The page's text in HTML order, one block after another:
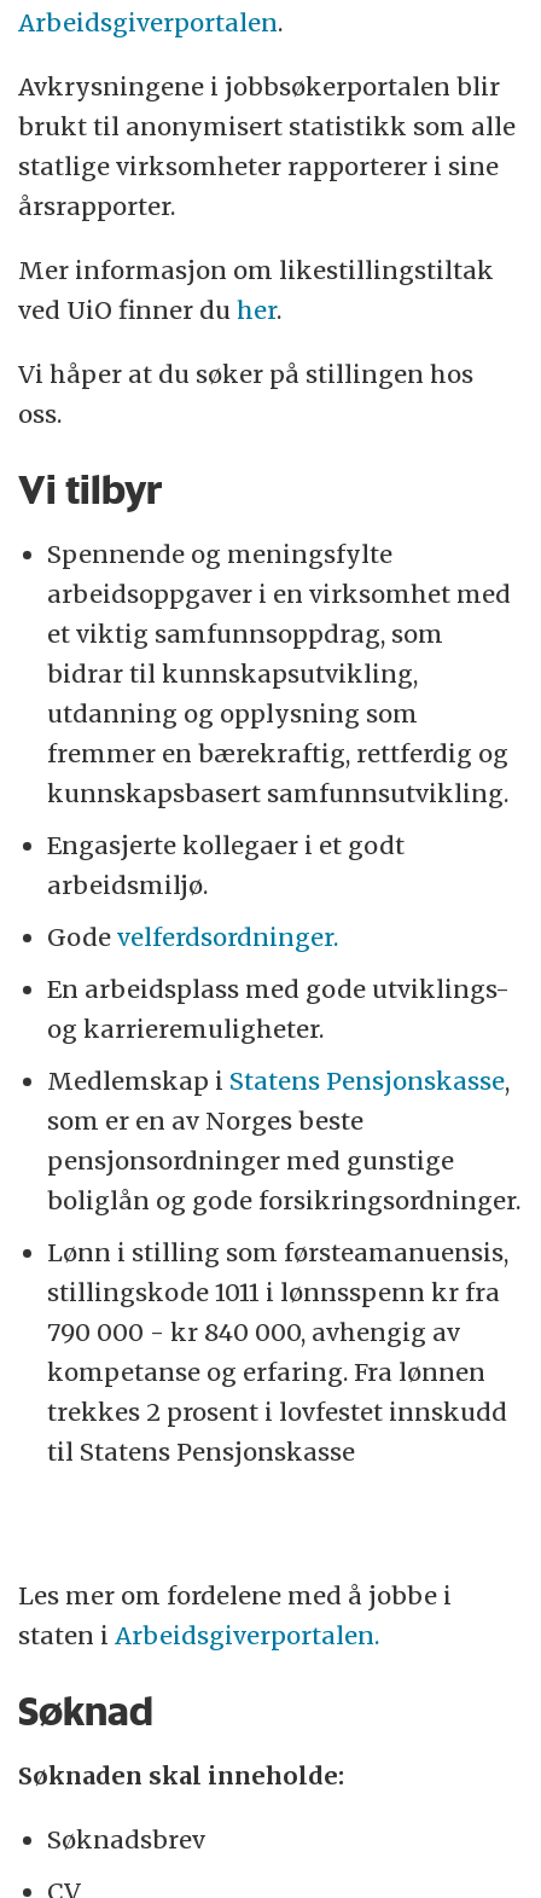
Arbeidsgiverportalen.
Avkrysningene i jobbsøkerportalen blir
brukt til anonymisert statistikk som alle
statlige virksomheter rapporterer i sine
årsrapporter.
Mer informasjon om likestillingstiltak
ved UiO finner duher.
Vi håper at du søker på stillingen hos
oss.
Vi tilbyr
Spennende og meningsfylte
arbeidsoppgaver i en virksomhet med
et viktig samfunnsoppdrag, som
bidrar til kunnskapsutvikling,
utdanning og opplysning som
fremmer en bærekraftig, rettferdig og
kunnskapsbasert samfunnsutvikling.
Engasjerte kollegaer i et godt
arbeidsmiljø.
Godevelferdsordninger.
En arbeidsplass med gode utviklings-
og karrieremuligheter.
Medlemskap i Statens Pensjonskasse,
som er en av Norges beste
pensjonsordninger med gunstige
boliglån og gode forsikringsordninger.
Lønn i stilling som førsteamanuensis,
stillingskode 1011 i lønnsspenn kr fra
790 000 - kr 840 000, avhengig av
kompetanse og erfaring. Fra lønnen
trekkes 2 prosent i lovfestet innskudd
til Statens Pensjonskasse
Les mer om fordelene med å jobbe i
staten iArbeidsgiverportalen.
Søknad
Søknaden skal inneholde:
Søknadsbrev
CV